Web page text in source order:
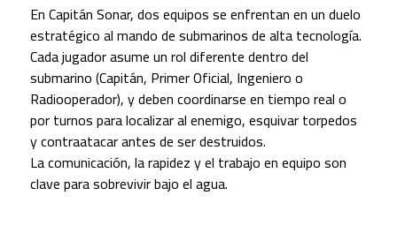
En Capitán Sonar, dos equipos se enfrentan en un duelo
estratégico al mando de submarinos de alta tecnología.
Cada jugador asume un rol diferente dentro del
submarino (Capitán, Primer Oficial, Ingeniero o
Radiooperador), y deben coordinarse en tiempo real o
por turnos para localizar al enemigo, esquivar torpedos
y contraatacar antes de ser destruidos.
La comunicación, la rapidez y el trabajo en equipo son
clave para sobrevivir bajo el agua.